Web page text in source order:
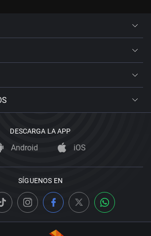
DESCARGA LA APP
Android iOS
SÍGUENOS EN